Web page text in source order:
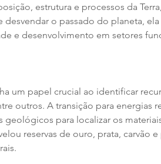
estrutura e processos da
o passado do planeta,
e desenvolvimento em setores
um papel crucial ao identificar
outros. A transição para energias
para localizar os
reservas de ouro, prata, carvão